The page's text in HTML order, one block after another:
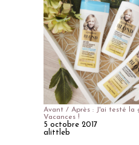
Avant / Après : J'ai testé la
Vacances !
5 octobre 2017
alittleb